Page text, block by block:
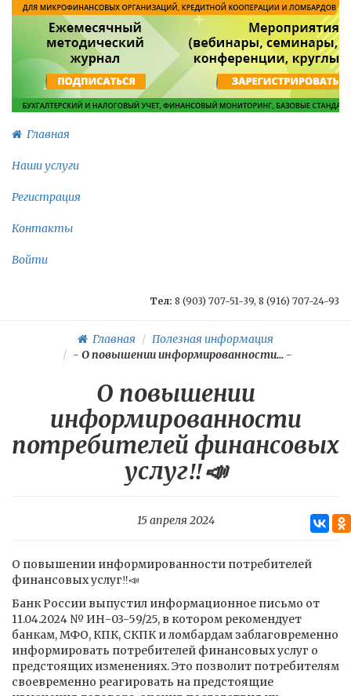
Главная
Наши услуги
Регистрация
Контакты
Войти
Тел: 8 (903) 707-51-39, 8 (916) 707-24-93
Главная
Полезная информация
- О повышении информированности... -
О повышении
информированности
потребителей финансовых
услуг‼️📣
15 апреля 2024
О повышении информированности потребителей
финансовых услуг‼️📣
Банк России выпустил информационное письмо от
11.04.2024 № ИН-03-59/25, в котором рекомендует
банкам, МФО, КПК, СКПК и ломбардам заблаговременно
информировать потребителей финансовых услуг о
предстоящих изменениях. Это позволит потребителям
своевременно реагировать на предстоящие